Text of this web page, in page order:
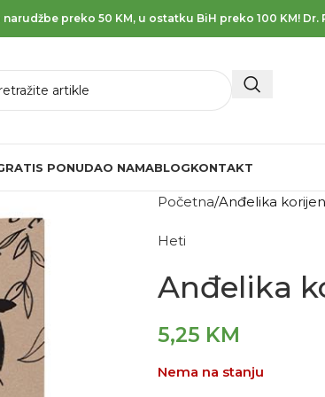
preko 50 KM, u ostatku BiH preko 100 KM!
PONUDAO NAMABLOGKONTAKT
Početna Anđelika
Heti
Anđelika
5,25 KM
Nema na stanju